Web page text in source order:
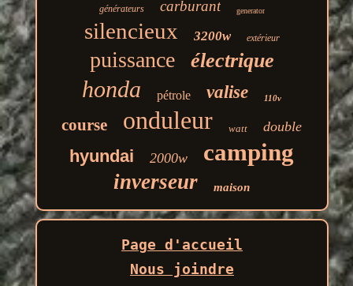
générateurs carburant generator
silencieux 3200w extérieur
puissance électrique
honda pétrole valise 110v
course onduleur watt double
hyundai 2000w camping
inverseur maison
Page d'accueil
Nous joindre